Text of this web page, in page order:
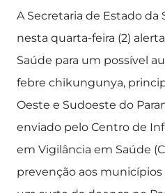
A Secretaria de Estado da
nesta quarta-feira (2)
Saúde para um possível
febre chikungunya,
Oeste e Sudoeste do
enviado pelo Centro de
em Vigilância em Saúde
prevenção aos